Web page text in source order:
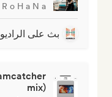
R o H a N a
بث على الراديو
mix)